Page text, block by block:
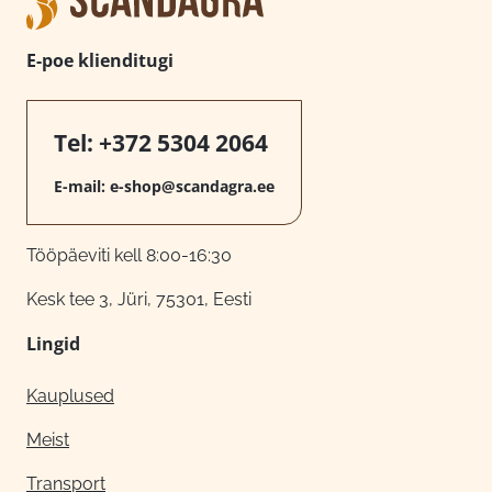
E-poe klienditugi
Tel: +372 5304 2064
E-mail: e-shop@scandagra.ee
Tööpäeviti kell 8:00-16:30
Kesk tee 3, Jüri, 75301, Eesti
Lingid
Kauplused
Meist
Transport